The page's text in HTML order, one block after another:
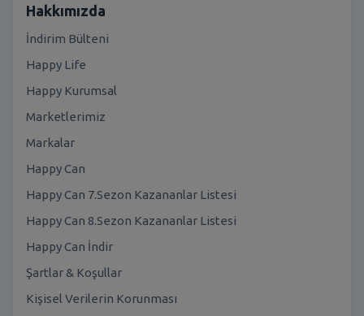
Hakkımızda
İndirim Bülteni
Happy Life
Happy Kurumsal
Marketlerimiz
Markalar
Happy Can
Happy Can 7.Sezon Kazananlar Listesi
Happy Can 8.Sezon Kazananlar Listesi
Happy Can İndir
Şartlar & Koşullar
Kişisel Verilerin Korunması